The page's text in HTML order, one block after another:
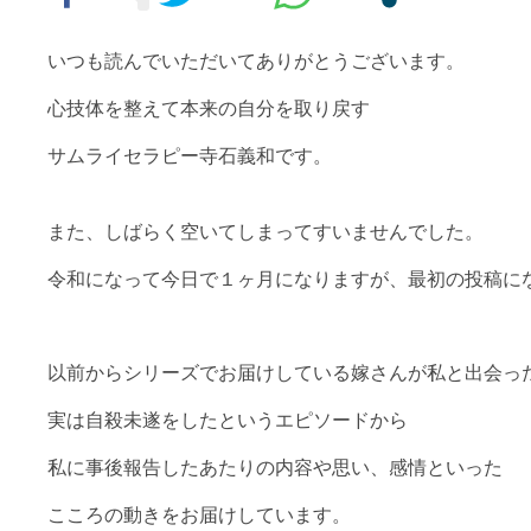
いつも読んでいただいてありがとうございます。
心技体を整えて本来の自分を取り戻す
サムライセラピー寺石義和です。
また、しばらく空いてしまってすいませんでした。
令和になって今日で１ヶ月になりますが、最初の投稿に
以前からシリーズでお届けしている嫁さんが私と出会っ
実は自殺未遂をしたというエピソードから
私に事後報告したあたりの内容や思い、感情といった
こころの動きをお届けしています。